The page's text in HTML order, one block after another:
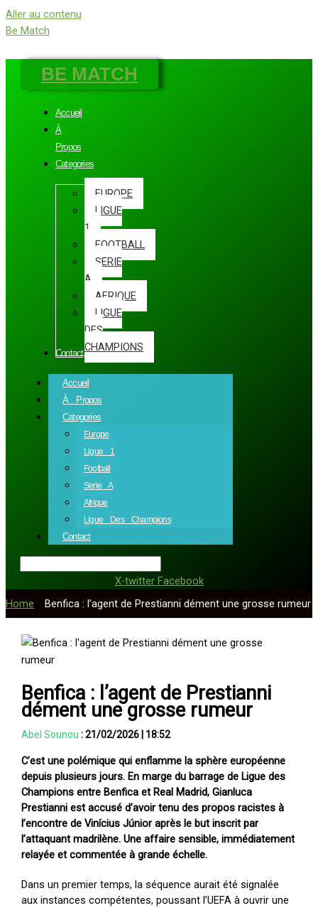
Aller au contenu
Be Match
BE MATCH
Accueil
À
Propos
Categories
EUROPE
LIGUE
1
FOOTBALL
SERIE
A
AFRIQUE
LIGUE
DES
CHAMPIONS
Contact
Accueil
À Propos
Categories
Europe
Ligue 1
Football
Serie A
Afrique
Ligue Des Champions
Contact
X-twitter Facebook
Home
Benfica : l’agent de Prestianni dément une grosse rumeur
Benfica : l’agent de Prestianni
dément une grosse rumeur
Abel Sounou :21/02/2026| 18:52
C’est une polémique qui enflamme la sphère européenne
depuis plusieurs jours. En marge du barrage deLigue des
Champions entreBenfica etReal Madrid,Gianluca
Prestianni est accusé d’avoir tenu des propos racistes à
l’encontre deVinícius Júnior après le but inscrit par
l’attaquant madrilène. Une affaire sensible, immédiatement
relayée et commentée à grande échelle.
Dans un premier temps, la séquence aurait été signalée
aux instances compétentes, poussant l’UEFA à ouvrir une